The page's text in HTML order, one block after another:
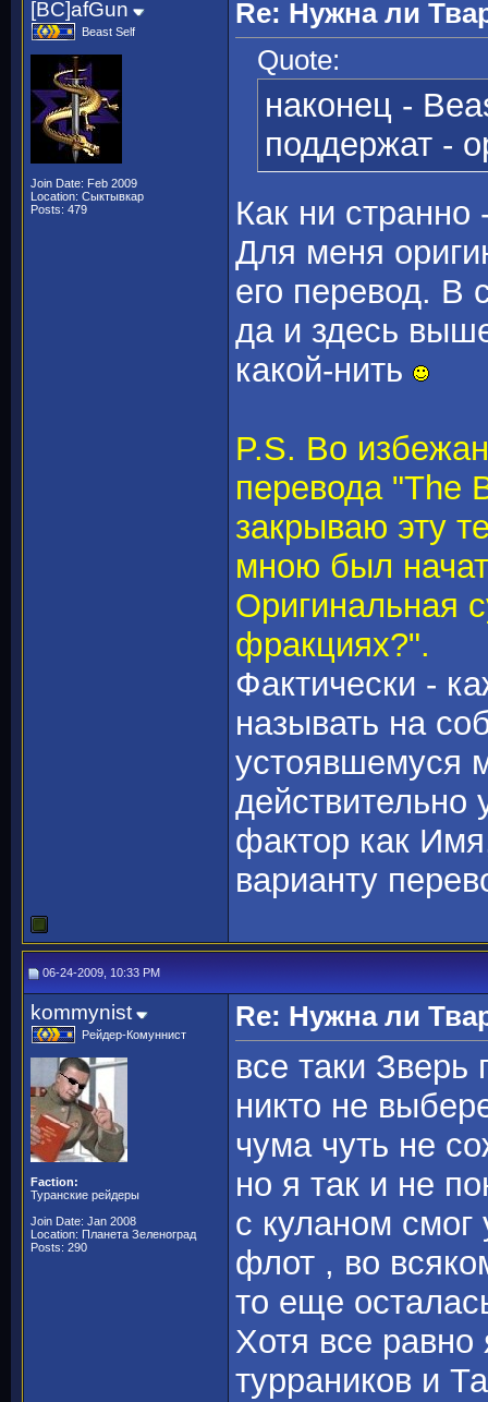
[BC]afGun
Beast Self
Join Date: Feb 2009
Location: Сыктывкар
Posts: 479
Re: Нужна ли
Quote:
наконец -
поддержат -
Как ни
Для меня
его перевод. В
да и здесь
какой-нить
P.S. Во
перевода "The
закрываю эту
мною был
Оригинальная
фракциях?".
Фактически -
называть на
устоявшемуся
действительно
фактор как
варианту
06-24-2009, 10:33 PM
kommynist
Рейдер-Комуннист
Faction:
Туранские рейдеры
Join Date: Jan 2008
Location: Планета Зеленоград
Posts: 290
Re: Нужна ли
все таки
никто не
чума чуть не
но я так и не
с куланом
флот , во
то еще
Хотя все равно
турраников и